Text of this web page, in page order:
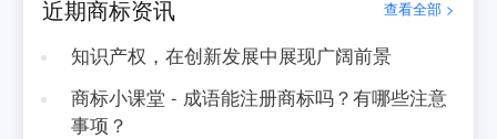
近期商标资讯 查看全部 >
知识产权，在创新发展中展现广阔前景
商标小课堂 - 成语能注册商标吗？有哪些注意
事项？